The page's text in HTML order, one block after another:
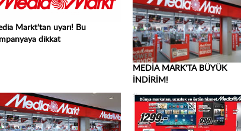
Markt'tan uyarı! Bu
dikkat
MEDİA MARK'TA BÜYÜK
İNDİRİM!